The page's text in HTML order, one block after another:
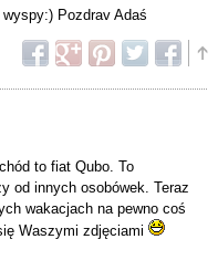
Pozdrav Adaś
to fiat Qubo. To
od innych osobówek. Teraz
wakacjach na pewno coś
Waszymi zdjęciami